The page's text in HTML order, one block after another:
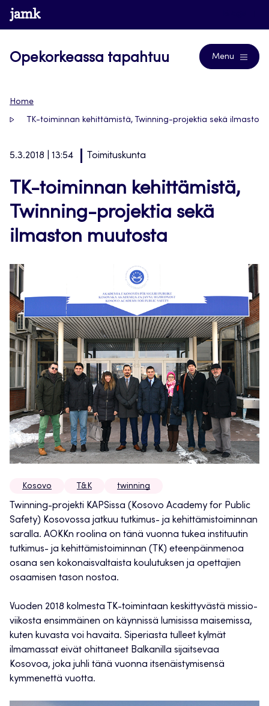
Siirry
suoraan
www.jamk.fi
Opekorkeassa tapahtuu Menu
Home
TK-toiminnan kehittämistä, Twinning-projektia sekä ilmaston
5.3.2018 | 13:54 Toimituskunta
TK-toiminnan kehittämistä,
Twinning-projektia sekä
ilmaston muutosta
Kosovo T&K twinning
Twinning-projekti KAPSissa (Kosovo Academy for Public
Safety) Kosovossa jatkuu tutkimus- ja kehittämistoiminnan
saralla. AOKKn roolina on tänä vuonna tukea instituutin
tutkimus- ja kehittämistoiminnan (TK) eteenpäinmenoa
osana sen kokonaisvaltaista koulutuksen ja opettajien
osaamisen tason nostoa.
Vuoden 2018 kolmesta TK-toimintaan keskittyvästä missio-
viikosta ensimmäinen on käynnissä lumisissa maisemissa,
kuten kuvasta voi havaita. Siperiasta tulleet kylmät
ilmamassat eivät ohittaneet Balkanilla sijaitsevaa
Kosovoa, joka juhli tänä vuonna itsenäistymisensä
kymmenettä vuotta.